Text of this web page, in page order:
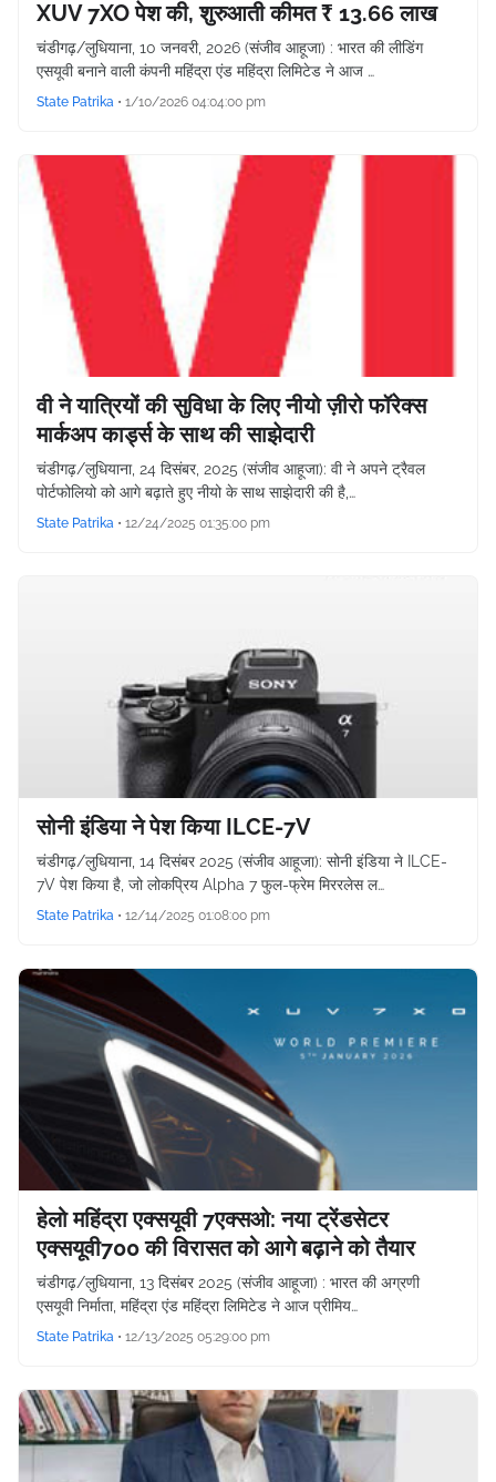
XUV 7XO पेश की, शुरुआती कीमत ₹ 13.66 लाख
चंडीगढ़/लुधियाना, 10 जनवरी, 2026 (संजीव आहूजा) : भारत की लीडिंग
एसयूवी बनाने वाली कंपनी महिंद्रा एंड महिंद्रा लिमिटेड ने आज …
State Patrika • 1/10/2026 04:04:00 pm
वी ने यात्रियों की सुविधा के लिए नीयो ज़ीरो फॉरेक्स
मार्कअप कार्ड्स के साथ की साझेदारी
चंडीगढ़/लुधियाना, 24 दिसंबर, 2025 (संजीव आहूजा): वी ने अपने ट्रैवल
पोर्टफोलियो को आगे बढ़ाते हुए नीयो के साथ साझेदारी की है,…
State Patrika • 12/24/2025 01:35:00 pm
सोनी इंडिया ने पेश किया ILCE-7V
चंडीगढ़/लुधियाना, 14 दिसंबर 2025 (संजीव आहूजा): सोनी इंडिया ने ILCE-
7V पेश किया है, जो लोकप्रिय Alpha 7 फुल-फ्रेम मिररलेस ल…
State Patrika • 12/14/2025 01:08:00 pm
हेलो महिंद्रा एक्सयूवी 7एक्सओ: नया ट्रेंडसेटर
एक्सयूवी700 की विरासत को आगे बढ़ाने को तैयार
चंडीगढ़/लुधियाना, 13 दिसंबर 2025 (संजीव आहूजा) : भारत की अग्रणी
एसयूवी निर्माता, महिंद्रा एंड महिंद्रा लिमिटेड ने आज प्रीमिय…
State Patrika • 12/13/2025 05:29:00 pm